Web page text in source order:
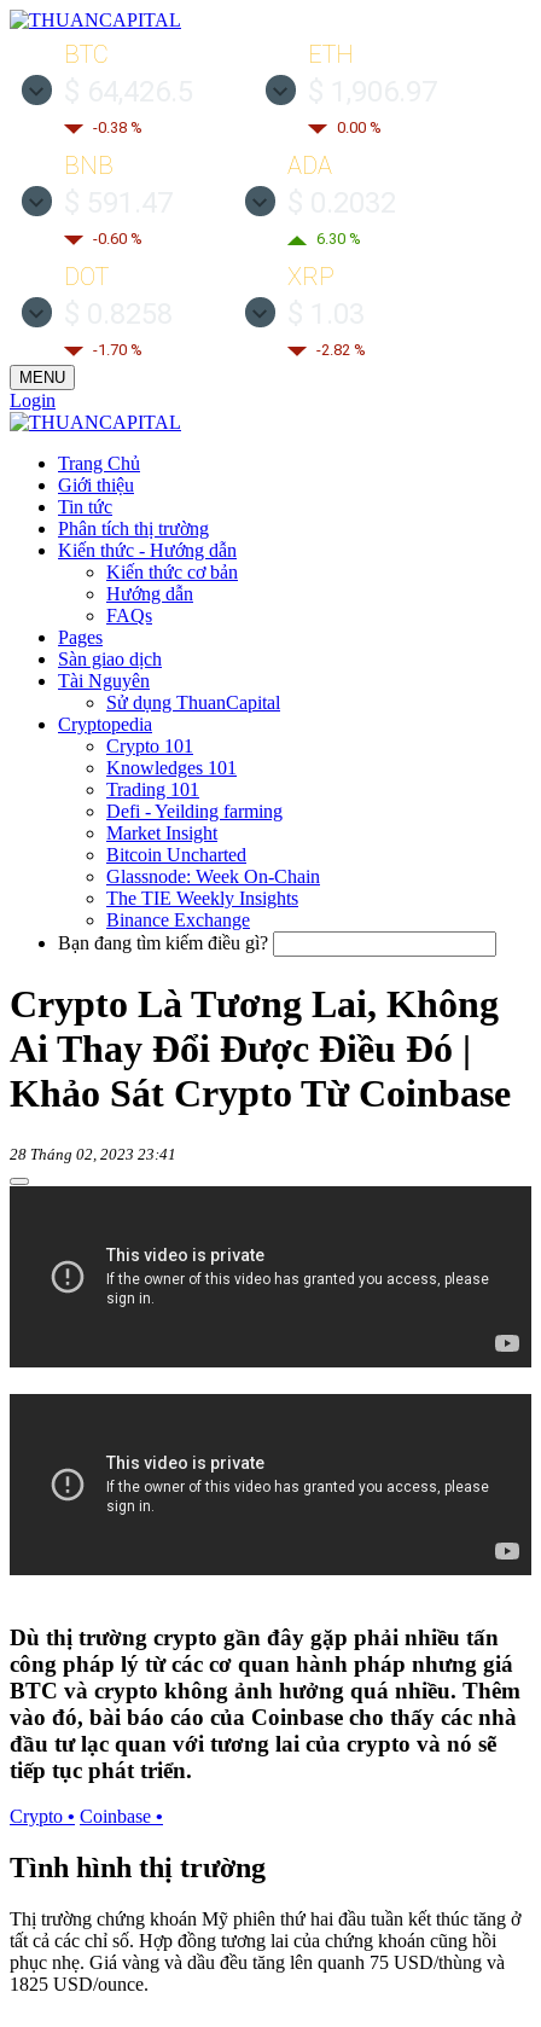
BTC
-0.38 %
ETH
0.00 %
BNB
-0.60 %
ADA
6.30 %
DOT
-1.70 %
XRP
-2.82 %
MENU
Login
Trang Chủ
Giới thiệu
Tin tức
Phân tích thị trường
Kiến thức - Hướng dẫn
Kiến thức cơ bản
Hướng dẫn
FAQs
Pages
Sàn giao dịch
Tài Nguyên
Sử dụng ThuanCapital
Cryptopedia
Crypto 101
Knowledges 101
Trading 101
Defi - Yeilding farming
Market Insight
Bitcoin Uncharted
Glassnode: Week On-Chain
The TIE Weekly Insights
Binance Exchange
Bạn đang tìm kiếm điều gì?
Crypto Là Tương Lai, Không
Ai Thay Đổi Được Điều Đó |
Khảo Sát Crypto Từ Coinbase
28 Tháng 02, 2023 23:41
Dù thị trường crypto gần đây gặp phải nhiều tấn
công pháp lý từ các cơ quan hành pháp nhưng giá
BTC và crypto không ảnh hưởng quá nhiều. Thêm
vào đó, bài báo cáo của Coinbase cho thấy các nhà
đầu tư lạc quan với tương lai của crypto và nó sẽ
tiếp tục phát triển.
Crypto • Coinbase •
Tình hình thị trường
Thị trường chứng khoán Mỹ phiên thứ hai đầu tuần kết thúc tăng ở
tất cả các chỉ số. Hợp đồng tương lai của chứng khoán cũng hồi
phục nhẹ. Giá vàng và dầu đều tăng lên quanh 75 USD/thùng và
1825 USD/ounce.